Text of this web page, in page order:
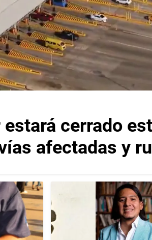
cerrado
afectadas y